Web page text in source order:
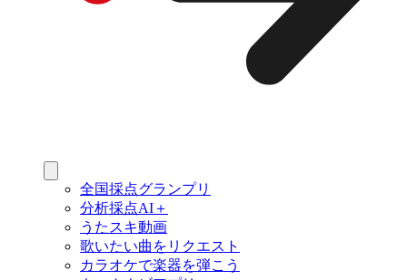
全国採点グランプリ
分析採点AI＋
うたスキ動画
歌いたい曲をリクエスト
カラオケで楽器を弾こう